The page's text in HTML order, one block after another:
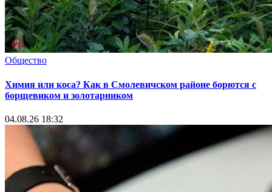
Общество
Химия или коса? Как в Смолевичском районе борются с
борщевиком и золотарником
04.08.26 18:32